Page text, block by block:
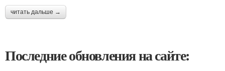
читать дальше →
Последние обновления на сайте: